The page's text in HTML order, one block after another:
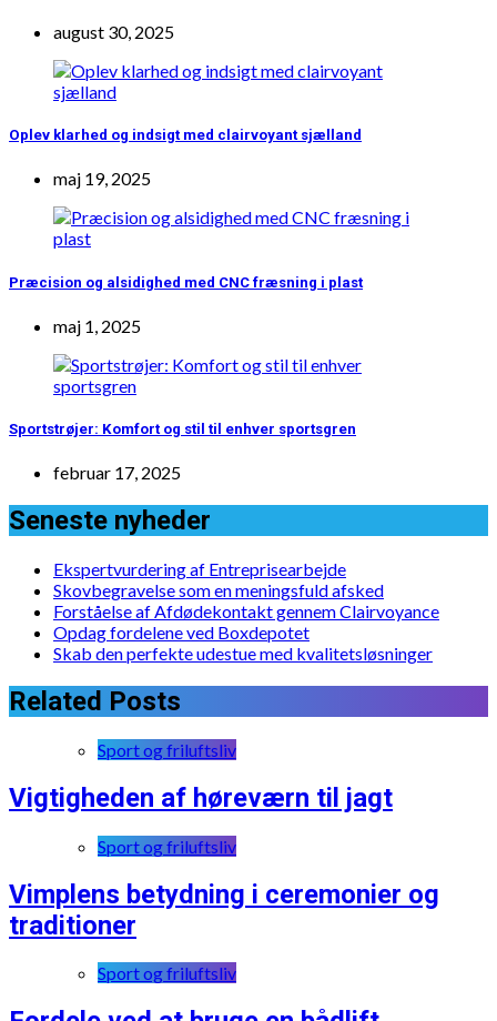
august 30, 2025
Oplev klarhed og indsigt med clairvoyant sjælland
maj 19, 2025
Præcision og alsidighed med CNC fræsning i plast
maj 1, 2025
Sportstrøjer: Komfort og stil til enhver sportsgren
februar 17, 2025
Seneste nyheder
Ekspertvurdering af Entreprisearbejde
Skovbegravelse som en meningsfuld afsked
Forståelse af Afdødekontakt gennem Clairvoyance
Opdag fordelene ved Boxdepotet
Skab den perfekte udestue med kvalitetsløsninger
Related Posts
Sport og friluftsliv
Vigtigheden af høreværn til jagt
Sport og friluftsliv
Vimplens betydning i ceremonier og
traditioner
Sport og friluftsliv